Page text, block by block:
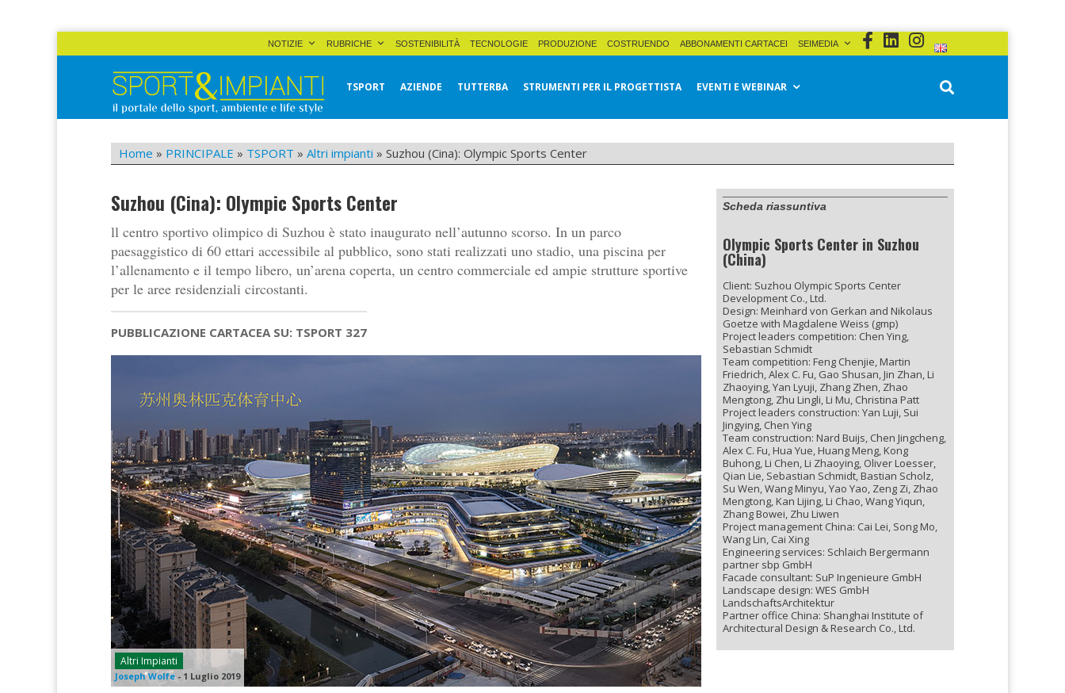
NOTIZIE RUBRICHE SOSTENIBILITÀ TECNOLOGIE PRODUZIONE COSTRUENDO ABBONAMENTI CARTACEI SEIMEDIA
Sport&Impianti
TSPORT AZIENDE TUTTERBA STRUMENTI PER IL PROGETTISTA EVENTI E WEBINAR
Home » PRINCIPALE » TSPORT » Altri impianti » Suzhou (Cina): Olympic Sports Center
Suzhou (Cina): Olympic Sports Center
ll centro sportivo olimpico di Suzhou è stato inaugurato nell’autunno scorso. In un parco
paesaggistico di 60 ettari accessibile al pubblico, sono stati realizzati uno stadio, una piscina per
l’allenamento e il tempo libero, un’arena coperta, un centro commerciale ed ampie strutture sportive
per le aree residenziali circostanti.
PUBBLICAZIONE CARTACEA SU: TSPORT 327
Altri Impianti
Joseph Wolfe - 1 Luglio 2019
Scheda riassuntiva
Olympic Sports Center in Suzhou
(China)
Client: Suzhou Olympic Sports Center
Development Co., Ltd.
Design: Meinhard von Gerkan and Nikolaus
Goetze with Magdalene Weiss (gmp)
Project leaders competition: Chen Ying,
Sebastian Schmidt
Team competition: Feng Chenjie, Martin
Friedrich, Alex C. Fu, Gao Shusan, Jin Zhan, Li
Zhaoying, Yan Lyuji, Zhang Zhen, Zhao
Mengtong, Zhu Lingli, Li Mu, Christina Patt
Project leaders construction: Yan Luji, Sui
Jingying, Chen Ying
Team construction: Nard Buijs, Chen Jingcheng,
Alex C. Fu, Hua Yue, Huang Meng, Kong
Buhong, Li Chen, Li Zhaoying, Oliver Loesser,
Qian Lie, Sebastian Schmidt, Bastian Scholz,
Su Wen, Wang Minyu, Yao Yao, Zeng Zi, Zhao
Mengtong, Kan Lijing, Li Chao, Wang Yiqun,
Zhang Bowei, Zhu Liwen
Project management China: Cai Lei, Song Mo,
Wang Lin, Cai Xing
Engineering services: Schlaich Bergermann
partner sbp GmbH
Facade consultant: SuP Ingenieure GmbH
Landscape design: WES GmbH
LandschaftsArchitektur
Partner office China: Shanghai Institute of
Architectural Design & Research Co., Ltd.